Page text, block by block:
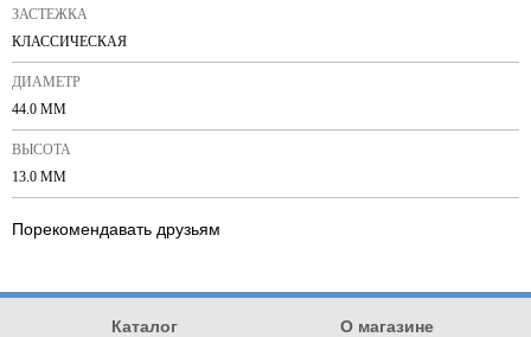
ЗАСТЕЖКА
КЛАССИЧЕСКАЯ
ДИАМЕТР
44.0 ММ
ВЫСОТА
13.0 ММ
Порекомендавать друзьям
Каталог О магазине